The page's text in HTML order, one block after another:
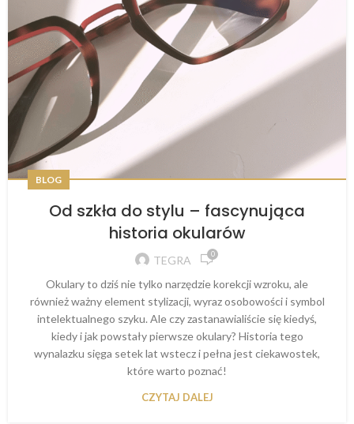
BLOG
Od szkła do stylu – fascynująca
historia okularów
TEGRA 0
Okulary to dziś nie tylko narzędzie korekcji wzroku, ale
również ważny element stylizacji, wyraz osobowości i symbol
intelektualnego szyku. Ale czy zastanawialiście się kiedyś,
kiedy i jak powstały pierwsze okulary? Historia tego
wynalazku sięga setek lat wstecz i pełna jest ciekawostek,
które warto poznać!
CZYTAJ DALEJ